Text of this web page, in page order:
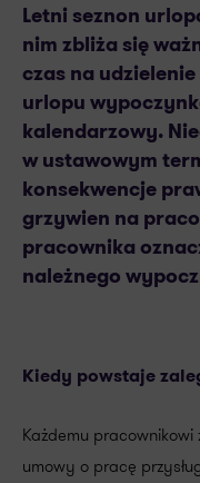
Letni seznon
nim zbliża się
czas na
urlopu
kalendarzowy.
w ustawowym
konsekwencje
grzywien na
pracownika
należnego
Kiedy powstaje
Każdemu
umowy o pracę